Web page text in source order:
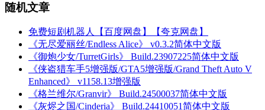
随机文章
免费短剧机器人【百度网盘】【夸克网盘】
《无尽爱丽丝/Endless Alice》 v0.3.2简体中文版
《御炮少女/TurretGirls》 Build.23907225简体中文版
《侠盗猎车手5增强版/GTA5增强版/Grand Theft Auto V
Enhanced》 v1158.13增强版
《格兰维尔/Granvir》 Build.24500037简体中文版
《灰烬之国/Cinderia》 Build.24410051简体中文版